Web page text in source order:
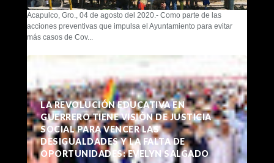
Acapulco, Gro., 04 de agosto del 2020.- Como parte de las
acciones preventivas que impulsa el Ayuntamiento para evitar
más casos de Cov...
LA REVOLUCIÓN EDUCATIVA EN
GUERRERO TIENE VISIÓN DE JUSTICIA
SOCIAL PARA VENCER LAS
DESIGUALDADES Y LA FALTA DE
OPORTUNIDADES: EVELYN SALGADO